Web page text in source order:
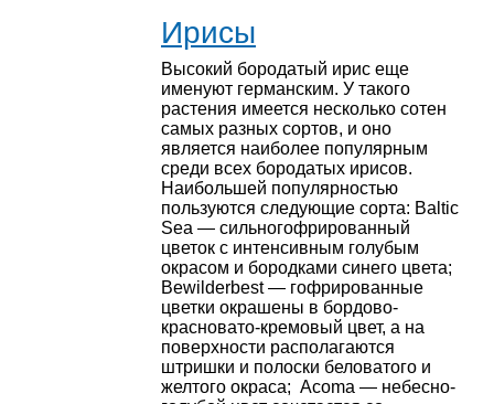
Ирисы
Высокий бородатый ирис еще
именуют германским. У такого
растения имеется несколько сотен
самых разных сортов, и оно
является наиболее популярным
среди всех бородатых ирисов.
Наибольшей популярностью
пользуются следующие сорта: Baltic
Sea ― сильногофрированный
цветок с интенсивным голубым
окрасом и бородками синего цвета;
Bewilderbest ― гофрированные
цветки окрашены в бордово-
красновато-кремовый цвет, а на
поверхности располагаются
штришки и полоски беловатого и
желтого окраса; Acoma ― небесно-